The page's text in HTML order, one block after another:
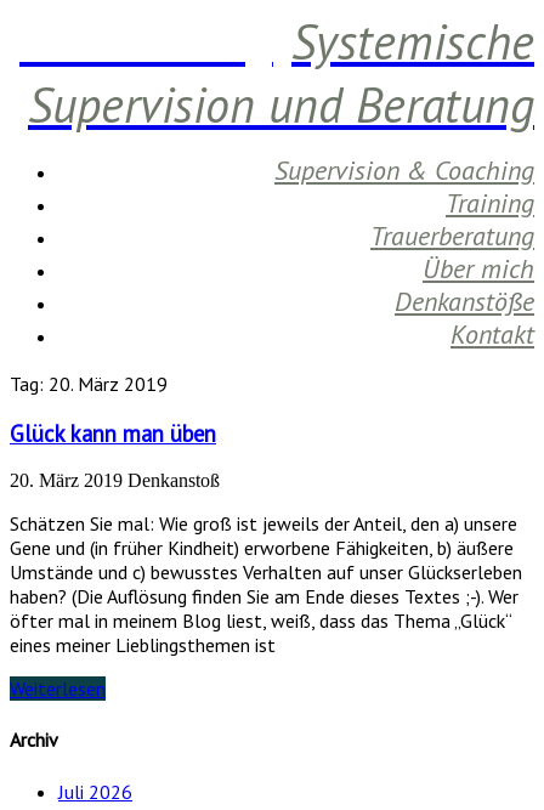
Systemische
Supervision und Beratung
Supervision & Coaching
Training
Trauerberatung
Über mich
Denkanstöße
Kontakt
Tag: 20. März 2019
Glück kann man üben
20. März 2019 Denkanstoß
Schätzen Sie mal: Wie groß ist jeweils der Anteil, den a) unsere
Gene und (in früher Kindheit) erworbene Fähigkeiten, b) äußere
Umstände und c) bewusstes Verhalten auf unser Glückserleben
haben? (Die Auflösung finden Sie am Ende dieses Textes ;-). Wer
öfter mal in meinem Blog liest, weiß, dass das Thema „Glück“
eines meiner Lieblingsthemen ist
Weiterlesen
Archiv
Juli 2026